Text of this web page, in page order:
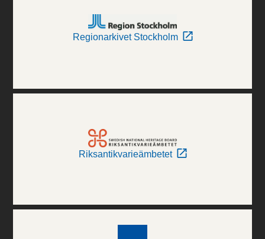
Regionarkivet Stockholm
Riksantikvarieämbetet